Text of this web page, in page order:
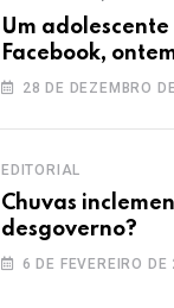
Um
Facebook,
28 DE DEZEMBRO
EDITORIAL
Chuvas
desgoverno?
6 DE FEVEREIRO DE